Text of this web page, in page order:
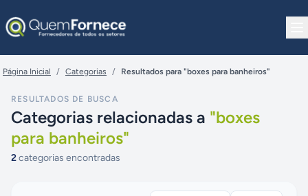
Página Inicial / Categorias / Resultados para "boxes para banheiros"
RESULTADOS DE BUSCA
Categorias relacionadas a "boxes
para banheiros"
2categorias encontradas